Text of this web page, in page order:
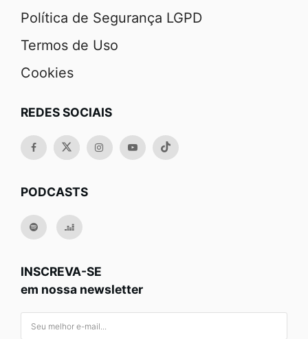
Política de Segurança LGPD
Termos de Uso
Cookies
REDES SOCIAIS
PODCASTS
INSCREVA-SE
em nossa newsletter